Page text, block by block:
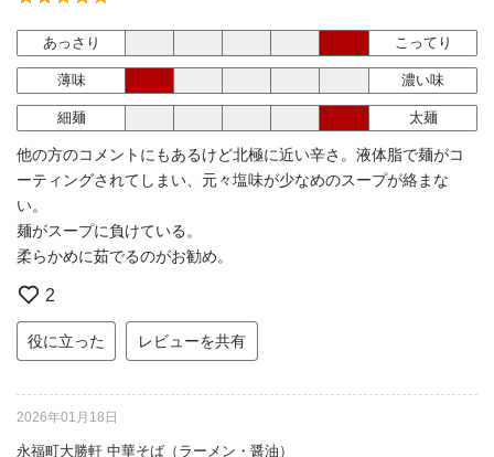
あっさり こってり
薄味 濃い味
細麺 太麺
他の方のコメントにもあるけど北極に近い辛さ。液体脂で麺がコ
ーティングされてしまい、元々塩味が少なめのスープが絡まな
い。
麺がスープに負けている。
柔らかめに茹でるのがお勧め。
2
役に立った レビューを共有
2026年01月18日
永福町大勝軒 中華そば（ラーメン・醤油）